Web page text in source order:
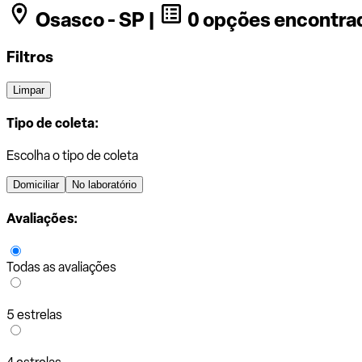
Osasco - SP | 0 opções
Filtros
Limpar
Tipo de coleta:
Escolha o tipo de coleta
Domiciliar No laboratório
Avaliações:
Todas as avaliações
5 estrelas